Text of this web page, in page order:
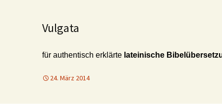
Vulgata
für authentisch erklärte lateinische
24. März 2014